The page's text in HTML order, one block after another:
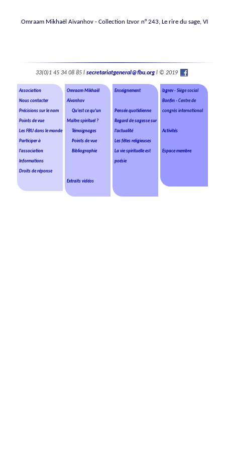
Omraam Mikhaël Aïvanhov - Collection Izvor n° 243, Le rire du sage, VI
33(0)1 45 34 08 85 lsecretariatgeneral@fbu.orgl © 2019
Association
Nous contacter
Précisions sur le nom
Points de vue
Les FBU dans le monde
Participer à
l'association
Informations
Droits de réponse
Omraam Mikhaël
Aïvanhov
Qu'est ce qu'un
Maître spirituel ?
Témoignages
Points de vue
Bibliographie
Extraits vidéos
Enseignement
Pensée quotidienne
Regard de sagesse sur
l'actualité
Les fêtes religieuses
La vie spirituelle est
poésie
Izgrev- Siège social
Bonfin- Centre de
congrès international
Activités
Espace membre